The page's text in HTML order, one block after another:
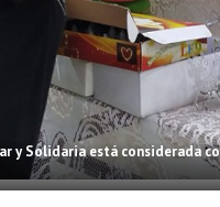
y Solidaria está considerada